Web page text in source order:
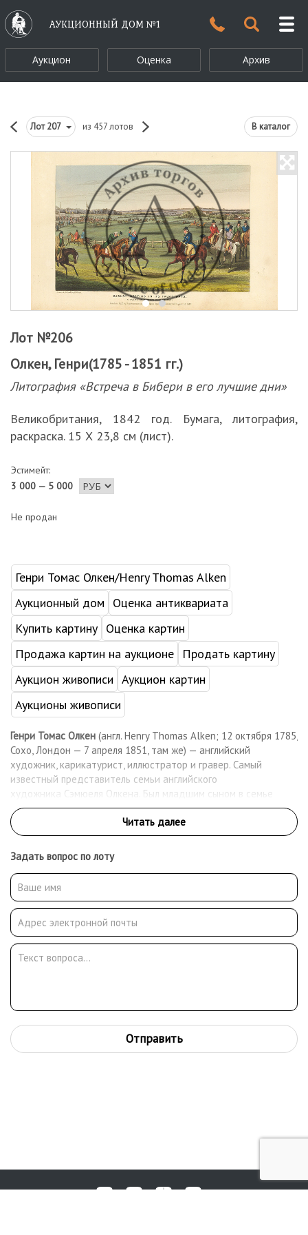
АУКЦИОННЫЙ ДОМ №1
Аукцион Оценка Архив
Лот207 из 457 лотов В каталог
Лот №206
Олкен, Генри(1785 - 1851 гг.)
Литография «Встреча в Бибери в его лучшие дни»
Великобритания, 1842 год. Бумага, литография,
раскраска. 15 Х 23,8 см (лист).
Эстимейт:
3 000 — 5 000
Не продан
Генри Томас Олкен/Henry Thomas Alken
Аукционный дом
Оценка антиквариата
Купить картину Оценка картин
Продажа картин на аукционе
Продать картину
Аукцион живописи Аукцион картин
Аукционы живописи
Генри Томас Олкен (англ. Henry Thomas Alken; 12 октября 1785,
Сохо, Лондон — 7 апреля 1851, там же) — английский
художник, карикатурист, иллюстратор и гравер. Самый
известный представитель семьи английского
художника Сэмюеля Олкена. Был младшим сыном в семье
Олкена. Два его старших брата — Джордж и Сэмюель Генри,
также были художниками. Генри Томас Олкен — плодовитый
художник, который был довольно известным в своё время в
Великобритании, где работал до конца своей жизни в 1851
году. Наиболее активный период в его творчество пришелся
на 1816—1831 год. Основная тема его живописных и
графических работ — традиционный британский спорт,
скачки, охота. Кроме того, иллюстрации и сатирические
рисунки и карикатуры художника публиковались на
страницах британской прессы.
Задать вопрос по лоту
Отправить